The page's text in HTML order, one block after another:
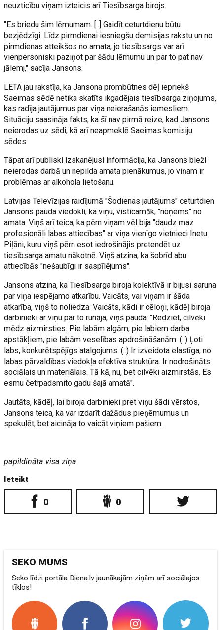
neuzticību viņam izteicis arī Tiesībsarga birojs.
"Es briedu šim lēmumam. [..] Gaidīt ceturtdienu būtu
bezjēdzīgi. Līdz pirmdienai iesniegšu demisijas rakstu un no
pirmdienas atteikšos no amata, jo tiesībsargs var arī
vienpersoniski paziņot par šādu lēmumu un par to pat nav
jālemj," sacīja Jansons.
LETA jau rakstīja, ka Jansona prombūtnes dēļ iepriekš
Saeimas sēdē netika skatīts ikgadējais tiesībsarga ziņojums,
kas radīja jautājumus par viņa neierašanās iemesliem.
Situāciju saasināja fakts, ka šī nav pirmā reize, kad Jansons
neierodas uz sēdi, kā arī neapmeklē Saeimas komisiju
sēdes.
Tāpat arī publiski izskanējusi informācija, ka Jansons bieži
neierodas darbā un nepilda amata pienākumus, jo viņam ir
problēmas ar alkohola lietošanu.
Latvijas Televīzijas raidījumā "Šodienas jautājums" ceturtdien
Jansons pauda viedokli, ka viņu, visticamāk, "noņems" no
amata. Viņš arī teica, ka pērn viņam vēl bija "daudz maz
profesionāli labas attiecības" ar viņa vienīgo vietnieci Inetu
Piļāni, kuru viņš pērn esot iedrošinājis pretendēt uz
tiesībsarga amatu nākotnē. Viņš atzina, ka šobrīd abu
attiecībās "nešaubīgi ir saspīlējums".
Jansons atzina, ka Tiesībsarga biroja kolektīvā ir bijusi saruna
par viņa iespējamo atkarību. Vaicāts, vai viņam ir šāda
atkarība, viņš to noliedza. Vaicāts, kādi ir cēloņi, kādēļ biroja
darbinieki ar viņu par to runāja, viņš pauda: "Redziet, cilvēki
mēdz aizmirsties. Pie labām algām, pie labiem darba
apstākļiem, pie labām veselības apdrošināšanām. (..) Ļoti
labs, konkurētspējīgs atalgojums. (..) Ir izveidota elastīga, no
labas pārvaldības viedokļa efektīva struktūra. Ir nodrošināts
sociālais un materiālais. Tā kā, nu, bet cilvēki aizmirstās. Es
esmu četrpadsmito gadu šajā amatā".
Jautāts, kādēļ, lai biroja darbinieki pret viņu šādi vērstos,
Jansons teica, ka var izdarīt dažādus pieņēmumus un
spekulēt, bet aicināja to vaicāt viņiem pašiem.
papildināta visa ziņa
Ieteikt
0 0
SEKO MUMS
Seko līdzi portāla Diena.lv jaunākajām ziņām arī sociālajos
tīklos!